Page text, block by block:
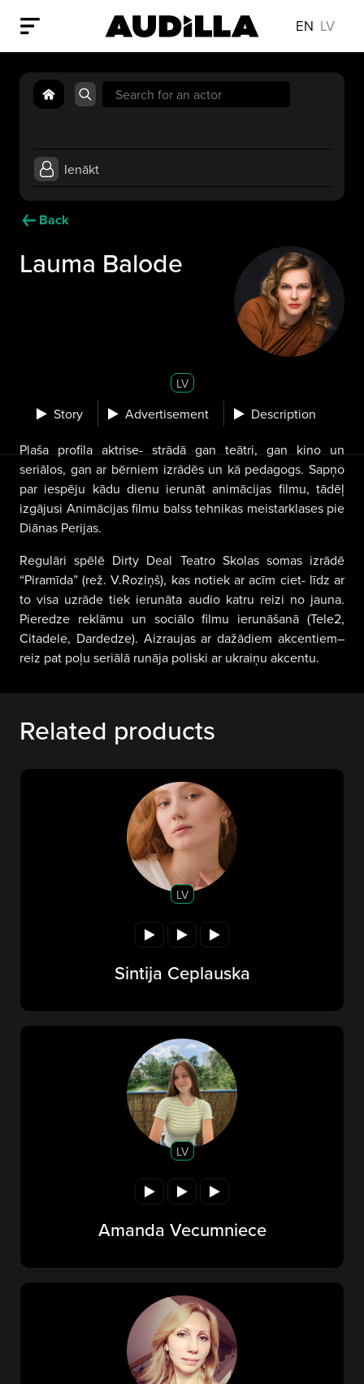
EN LV
Search
for:
Ienākt
Back
Lauma Balode
LV
Story Advertisement Description
Plaša profila aktrise- strādā gan teātri, gan kino un
seriālos, gan ar bērniem izrādēs un kā pedagogs. Sapņo
par iespēju kādu dienu ierunāt animācijas filmu, tādēļ
izgājusi Animācijas filmu balss tehnikas meistarklases pie
Diānas Perijas.
Regulāri spēlē Dirty Deal Teatro Skolas somas izrādē
“Piramīda” (rež. V.Roziņš), kas notiek ar acīm ciet- līdz ar
to visa uzrāde tiek ierunāta audio katru reizi no jauna.
Pieredze reklāmu un sociālo filmu ierunāšanā (Tele2,
Citadele, Dardedze). Aizraujas ar dažādiem akcentiem–
reiz pat poļu seriālā runāja poliski ar ukraiņu akcentu.
Related products
LV
Sintija Ceplauska
LV
Amanda Vecumniece